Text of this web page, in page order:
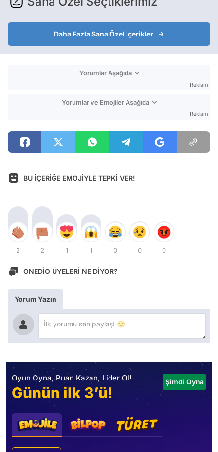
Daha Fazla Sana Özel İçerikler
Yorumlar Aşağıda
Reklam
Yorumlar ve Emojiler Aşağıda
Reklam
BU İÇERİĞE EMOJİYLE TEPKİ VER!
2 2 1 1 0 0 0
ONEDİO ÜYELERİ NE DİYOR?
Yorum Yazın
Oyun Oyna, Puan Kazan, Lider Ol!
Günün ilk 3’ü!
Şimdi Oyna